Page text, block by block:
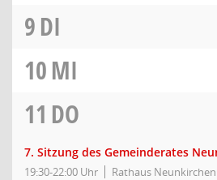
9DI
10MI
11 DO
7. Sitzung des Gemeinderates
19:30-22:00 Uhr Rathaus Neunkirchen